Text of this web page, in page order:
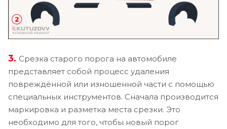
3. Срезка старого порога на автомобиле
представляет собой процесс удаления
повреждённой или изношенной части с помощью
специальных инструментов. Сначала производится
маркировка и разметка места срезки. Это
необходимо для того, чтобы новый порог